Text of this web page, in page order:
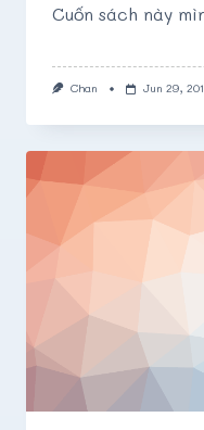
Cuốn sách này
Chan Jun 29,